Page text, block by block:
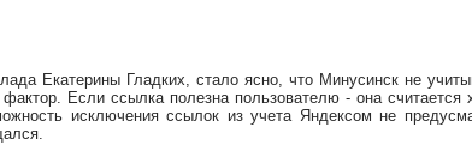
Екатерины Гладких, стало ясно, что Минусинск не
Если ссылка полезна пользователю - она
исключения ссылок из учета Яндексом не